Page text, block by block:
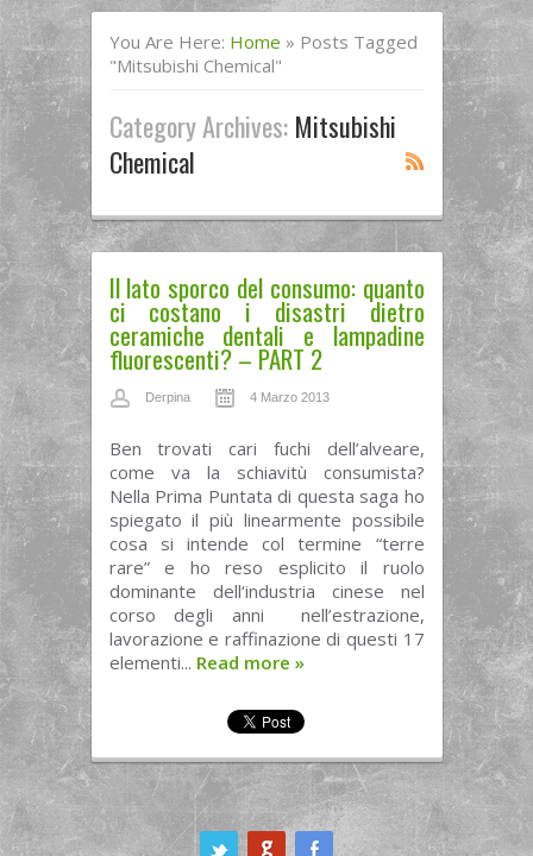
You Are Here: Home » Posts Tagged
"mitsubishi Chemical"
Category Archives: Mitsubishi
Chemical
Il lato sporco del consumo: quanto
ci costano i disastri dietro
ceramiche dentali e lampadine
fluorescenti? – PART 2
Derpina 4 Marzo 2013
Ben trovati cari fuchi dell’alveare,
come va la schiavitù consumista?
Nella Prima Puntata di questa saga ho
spiegato il più linearmente possibile
cosa si intende col termine “terre
rare” e ho reso esplicito il ruolo
dominante dell‘industria cinese nel
corso degli anni nell’estrazione,
lavorazione e raffinazione di questi 17
elementi... Read more »